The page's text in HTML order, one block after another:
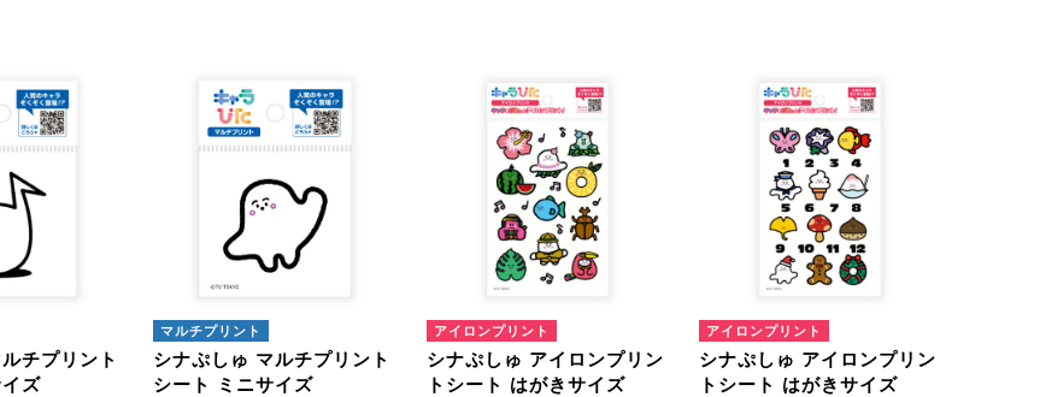
チプリント
ズ
マルチプリント
シナぷしゅ マルチプリント
シート ミニサイズ
アイロンプリント
シナぷしゅ アイロンプリン
トシート はがきサイズ
アイロンプリント
シナぷしゅ アイロンプリン
トシート はがきサイズ